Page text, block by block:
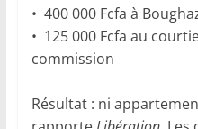
• 400 000 Fcfa à
• 125 000 Fcfa au
commission
Résultat : ni